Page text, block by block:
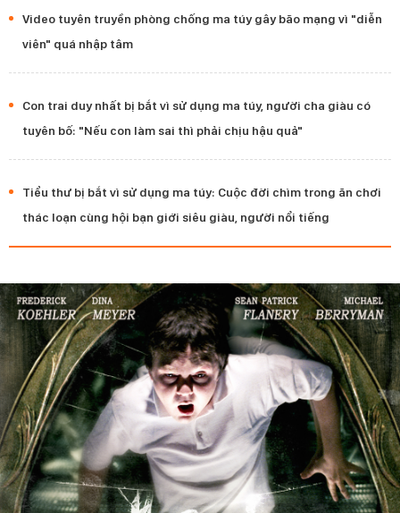
Video tuyên truyền phòng chống ma túy gây bão mạng vì "diễn
viên" quá nhập tâm
Con trai duy nhất bị bắt vì sử dụng ma túy, người cha giàu có
tuyên bố: "Nếu con làm sai thì phải chịu hậu quả"
Tiểu thư bị bắt vì sử dụng ma túy: Cuộc đời chìm trong ăn chơi
thác loạn cùng hội bạn giới siêu giàu, người nổi tiếng